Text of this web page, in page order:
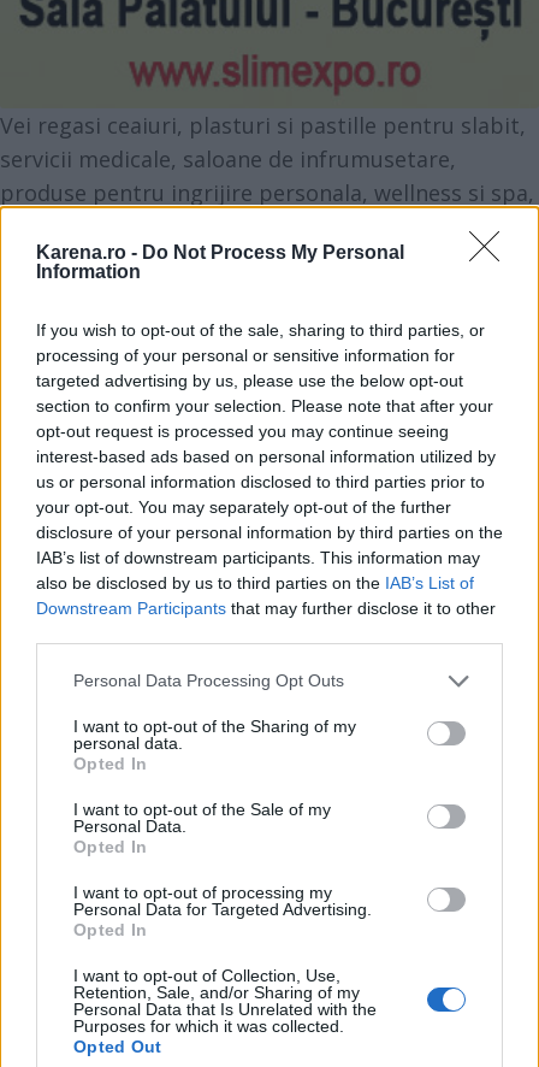
Karena.ro - Do Not Process My Personal
Information
If you wish to opt-out of the sale, sharing to third parties, or
processing of your personal or sensitive information for
targeted advertising by us, please use the below opt-out
section to confirm your selection. Please note that after your
opt-out request is processed you may continue seeing
interest-based ads based on personal information utilized by
us or personal information disclosed to third parties prior to
your opt-out. You may separately opt-out of the further
disclosure of your personal information by third parties on the
IAB’s list of downstream participants. This information may
also be disclosed by us to third parties on the IAB’s List of
Downstream Participants that may further disclose it to other
Please note that this website/app uses one or more Google
not limited to your visit or usage behaviour. You may click to
grant or deny consent to Google and its third-party tags to
use your data for below specified purposes in below Google
consent section.
Personal Data Processing Opt Outs
I want to opt-out of the Sharing of my
personal data.
Opted In
I want to opt-out of the Sale of my
Personal Data.
Opted In
I want to opt-out of processing my
Personal Data for Targeted Advertising.
Opted In
I want to opt-out of Collection, Use,
Retention, Sale, and/or Sharing of my
Personal Data that Is Unrelated with the
Purposes for which it was collected.
Opted Out
Vei regasi ceaiuri, plasturi si pastille pentru slabit,
servicii medicale, saloane de infrumusetare,
produse pentru ingrijire personala, wellness si spa,
fitness , articole sportive, aparate si echipamente
pentru slabit, suplimente nutritive , cabinete de
Vei invata de la specialisti consacrati - cum sa
slabesti in timp record, programe de detoxifiere,
programe mentale pentru slabit, cum sa prepari
mancare vegetariana, tehnici de relaxare - deoarece
stressul este una din cauzele care predispun la
adaugarea kilogramelor in plus.
Curs sustinut de Mihaela Popa - "Setare mentala
pentru slabit"
-esti pregatit pentru ceva diferit-?
Duminica 4 martie ora 11.30-14.30
sau stil de viata?"
- mancarea nu ingrasa si nu imbolnaveste atata
timp cat facem alegerile corecte -
Duminica 4 martie ora 14.30-17.30
Vezi și
Hârtie de împachetat flori: modele,
texturi și culori potrivite pentru orice
sezon